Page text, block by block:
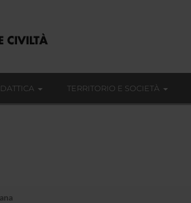
TERRITORIO E SOCIETÀ